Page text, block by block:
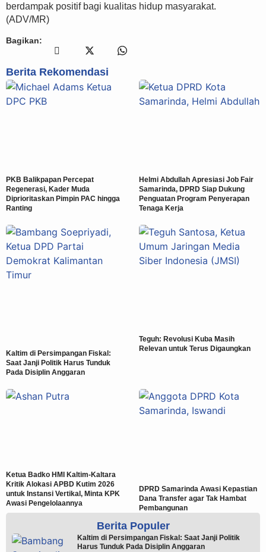
berdampak positif bagi kualitas hidup masyarakat.
(ADV/MR)
Bagikan:
Berita Rekomendasi
PKB Balikpapan Percepat
Regenerasi, Kader Muda
Diprioritaskan Pimpin PAC hingga
Ranting
Helmi Abdullah Apresiasi Job Fair
Samarinda, DPRD Siap Dukung
Penguatan Program Penyerapan
Tenaga Kerja
Kaltim di Persimpangan Fiskal:
Saat Janji Politik Harus Tunduk
Pada Disiplin Anggaran
Teguh: Revolusi Kuba Masih
Relevan untuk Terus Digaungkan
Ketua Badko HMI Kaltim-Kaltara
Kritik Alokasi APBD Kutim 2026
untuk Instansi Vertikal, Minta KPK
Awasi Pengelolaannya
DPRD Samarinda Awasi Kepastian
Dana Transfer agar Tak Hambat
Pembangunan
Berita Populer
Kaltim di Persimpangan Fiskal: Saat Janji Politik
Harus Tunduk Pada Disiplin Anggaran